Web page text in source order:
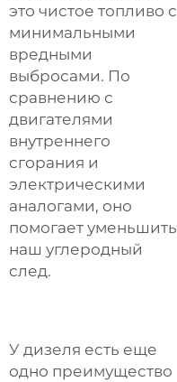
это чистое топливо с
минимальными
вредными
выбросами. По
сравнению с
двигателями
внутреннего
сгорания и
электрическими
аналогами, оно
помогает уменьшить
наш углеродный
след.
У дизеля есть еще
одно преимущество